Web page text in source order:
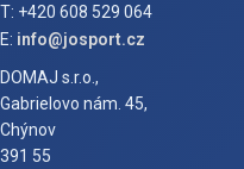
T: +420 608 529 064
E: info@josport.cz
DOMAJ s.r.o.,
Gabrielovo nám. 45,
Chýnov
391 55